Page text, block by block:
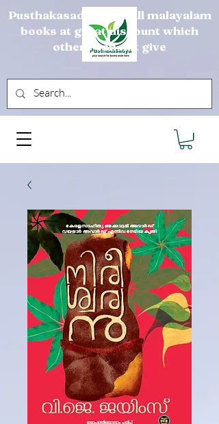
Pusthakasadya sells all malayalam
books at great discount which
others can not give